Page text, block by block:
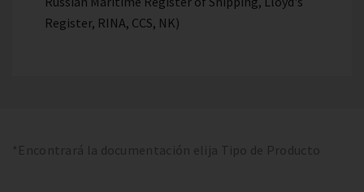
Register, RINA, CCS, NK)
*Encontrará la documentación elija Tipo de Producto